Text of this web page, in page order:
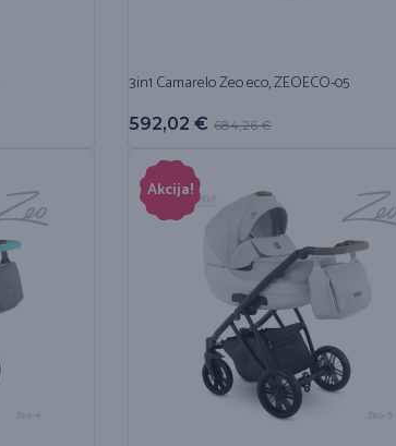
3in1 Camarelo Zeo eco, ZEOECO-05
684,26€
592,02 €
Akcija!